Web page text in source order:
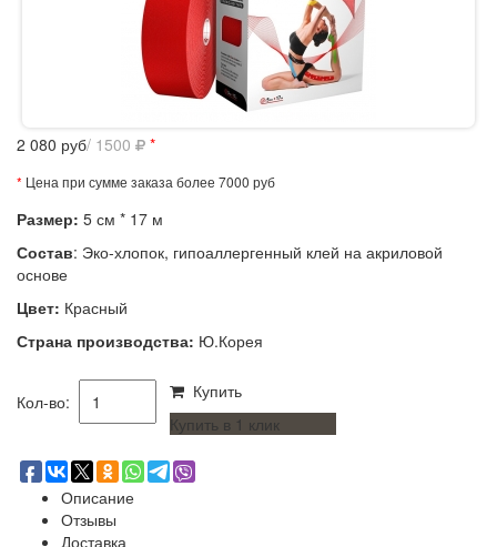
2 080 руб/ 1500 *
* Цена при сумме заказа более 7000 руб
Размер: 5 см * 17 м
Состав: Эко-хлопок, гипоаллергенный клей на акриловой
основе
Цвет: Красный
Страна производства: Ю.Корея
Кол-во:
Купить
Купить в 1 клик
Описание
Отзывы
Доставка